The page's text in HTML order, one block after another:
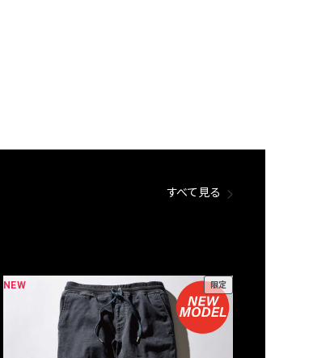
すべて見る
NEW 限定